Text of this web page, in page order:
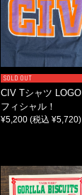
SOLD OUT
CIV Tシャツ
フィシャル！
¥5,200 (税込 ¥5,720)